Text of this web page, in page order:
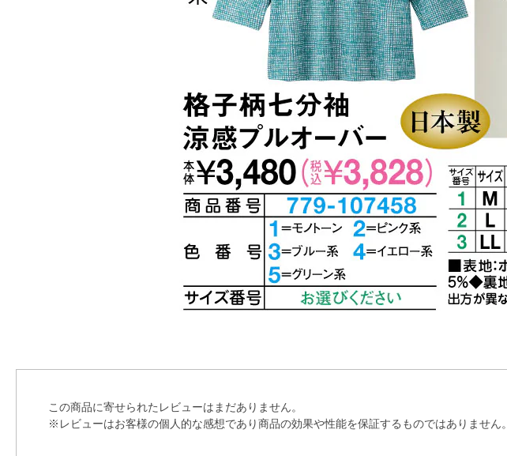
この商品に寄せられたレビューはまだありません。
※レビューはお客様の個人的な感想であり商品の効果や性能を保証するものではありません。